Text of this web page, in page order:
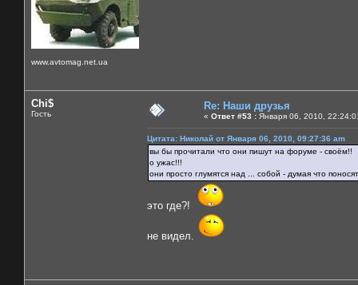
www.avtomag.net.ua
Chi$
Гость
Re: Наши друзья
« Ответ #53 : Января 06, 2010,
Цитата: Николай от Января 06, 2010, 09:27:36 am
вы бы прочитали что они пишут на форуме - своём!!
о ужас!!!
они просто глумятся над ... собой - думая что
это где?!
не видел.